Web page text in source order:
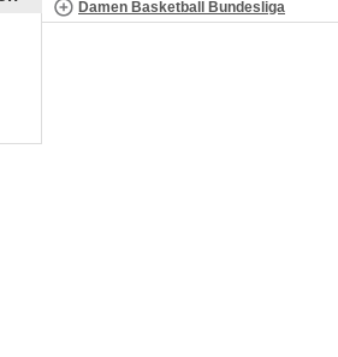
Damen Basketball Bundesliga